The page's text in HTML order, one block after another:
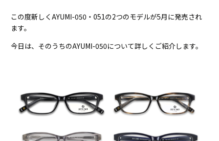
この度新しくAYUMI-050・051の2つのモデルが5月に発売され
ます。
今日は、そのうちのAYUMI-050について詳しくご紹介します。